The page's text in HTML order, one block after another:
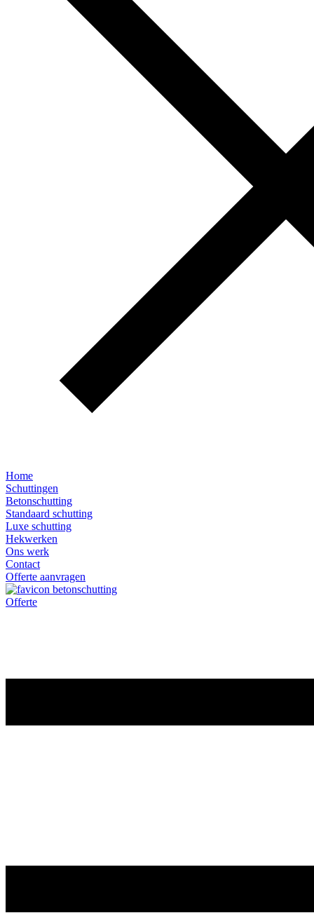
Home
Schuttingen
Betonschutting
Standaard schutting
Luxe schutting
Hekwerken
Ons werk
Contact
Offerte aanvragen
Offerte